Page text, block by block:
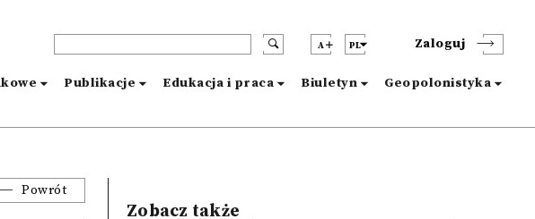
A PL Zaloguj
Publikacje Edukacja i praca Biuletyn Geopolonistyka
Powrót
Zobacz także